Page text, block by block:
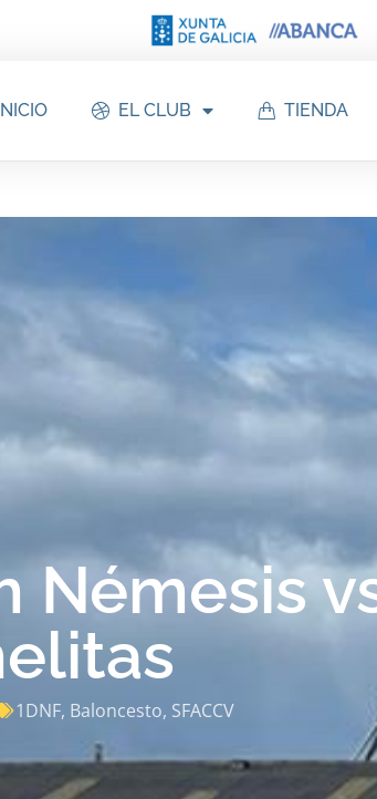
EL CLUB TIENDA
Némesis
1DNF, Baloncesto, SFACCV